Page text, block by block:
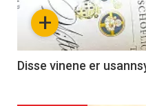
+
Disse vinene er